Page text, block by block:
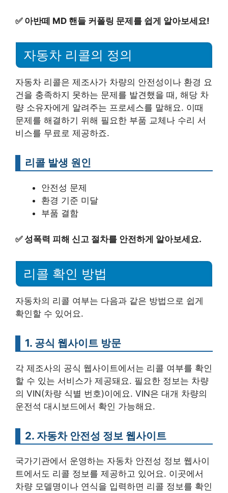
✅ 아반떼 MD 핸들 커폴링 문제를 쉽게 알아보세요!
자동차 리콜의 정의
자동차 리콜은 제조사가 차량의 안전성이나 환경 요
건을 충족하지 못하는 문제를 발견했을 때, 해당 차
량 소유자에게 알려주는 프로세스를 말해요. 이때
문제를 해결하기 위해 필요한 부품 교체나 수리 서
비스를 무료로 제공하죠.
리콜 발생 원인
안전성 문제
환경 기준 미달
부품 결함
✅성폭력 피해 신고 절차를 안전하게 알아보세요.
리콜 확인 방법
자동차의 리콜 여부는 다음과 같은 방법으로 쉽게
확인할 수 있어요.
1. 공식 웹사이트 방문
각 제조사의 공식 웹사이트에서는 리콜 여부를 확인
할 수 있는 서비스가 제공돼요. 필요한 정보는 차량
의 VIN(차량 식별 번호)이에요. VIN은 대개 차량의
운전석 대시보드에서 확인 가능해요.
2. 자동차 안전성 정보 웹사이트
국가기관에서 운영하는 자동차 안전성 정보 웹사이
트에서도 리콜 정보를 제공하고 있어요. 이곳에서
차량 모델명이나 연식을 입력하면 리콜 정보를 확인